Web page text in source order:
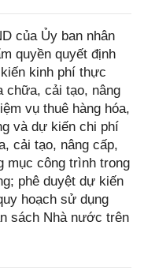
của Ủy ban nhân
quyền quyết định
kinh phí thực
chữa, cải tạo, nâng
vụ thuê hàng hóa,
và dự kiến chi phí
cải tạo, nâng cấp,
mục công trình trong
phê duyệt dự kiến
hoạch sử dụng
sách Nhà nước trên